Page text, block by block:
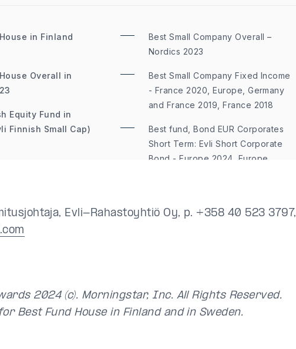
in Finland
Overall in
Equity Fund in
Finnish Small Cap)
Overall in
Spain (Evli
Fund) 2018
Best Small Company Overall –
Nordics 2023
Best Small Company Fixed Income
- France 2020, Europe, Germany
and France 2019, France 2018
Best fund, Bond EUR Corporates
Short Term: Evli Short Corporate
Bond - Europe 2024, Europe,
Global: Evli Emerging Frontier –
Nordics 2023
Best fund, Equity Nordic: Evli
Evli-Rahastoyhtiö Oy, p. +358 40 523 3797,
2024 (c). Morningstar, Inc. All Rights Reserved.
Best Fund House in Finland and in Sweden.